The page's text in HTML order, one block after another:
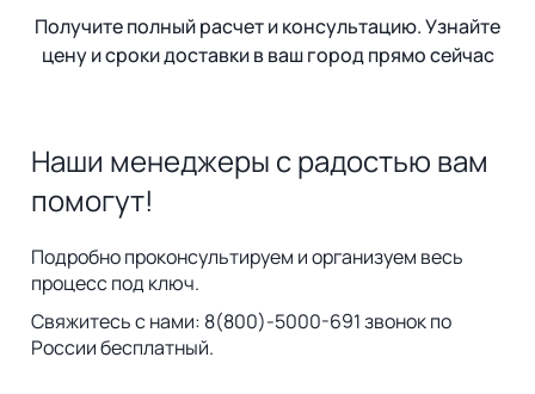
Получите полный расчет и консультацию. Узнайте
цену и сроки доставки в ваш город прямо сейчас
Наши менеджеры с радостью вам
помогут!
Подробно проконсультируем и организуем весь
процесс под ключ.
Свяжитесь с нами: 8(800)-5000-691 звонок по
России бесплатный.